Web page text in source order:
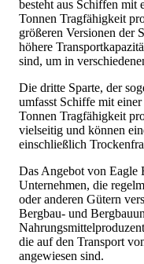
besteht aus Schiffen mit
Tonnen Tragfähigkeit
größeren Versionen der
höhere
sind, um in
Die dritte Sparte, der
umfasst Schiffe mit
Tonnen Tragfähigkeit
vielseitig und können
einschließlich
Das Angebot von Eagle
Unternehmen, die
oder anderen Gütern
Bergbau- und
die auf den Transport
angewiesen sind.